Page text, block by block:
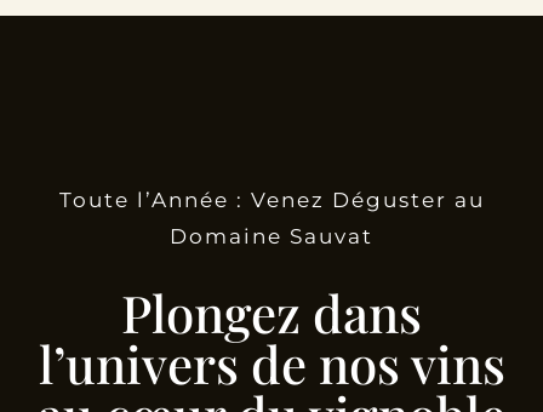
Toute l’Année : Venez Déguster au
Domaine Sauvat
Plongez dans
l’univers de nos vins